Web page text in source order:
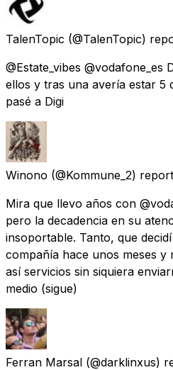
TalenTopic (@TalenTopic)
@Estate_vibes @vodafone_es
ellos y tras una avería estar 5
pasé a Digi
Winono (@Kommune_2)
Mira que llevo años con
pero la decadencia en su
insoportable. Tanto, que
compañía hace unos meses y
así servicios sin siquiera
medio (sigue)
Ferran Marsal (@darklinxus)